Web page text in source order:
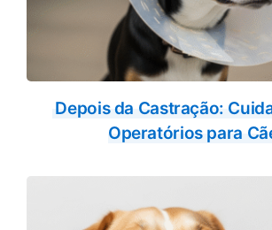
Depois da Castração:
Operatórios para